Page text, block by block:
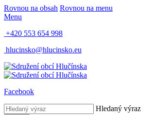
Rovnou na obsah Rovnou na menu
Menu
+420 553 654 998
hlucinsko@hlucinsko.eu
Facebook
Hledaný výraz